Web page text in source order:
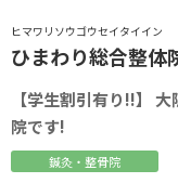
ヒマワリソウゴウセイタイイン
ひまわり総合整体
【学生割引有り!!】
院です!
鍼灸・整骨院